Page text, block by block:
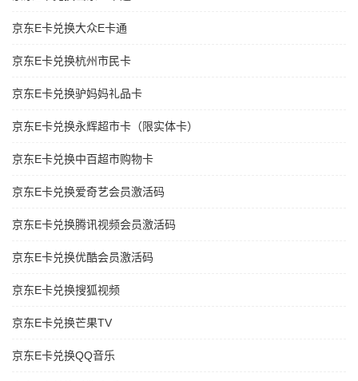
京东E卡兑换大众E卡通
京东E卡兑换杭州市民卡
京东E卡兑换驴妈妈礼品卡
京东E卡兑换永辉超市卡（限实体卡）
京东E卡兑换中百超市购物卡
京东E卡兑换爱奇艺会员激活码
京东E卡兑换腾讯视频会员激活码
京东E卡兑换优酷会员激活码
京东E卡兑换搜狐视频
京东E卡兑换芒果TV
京东E卡兑换QQ音乐